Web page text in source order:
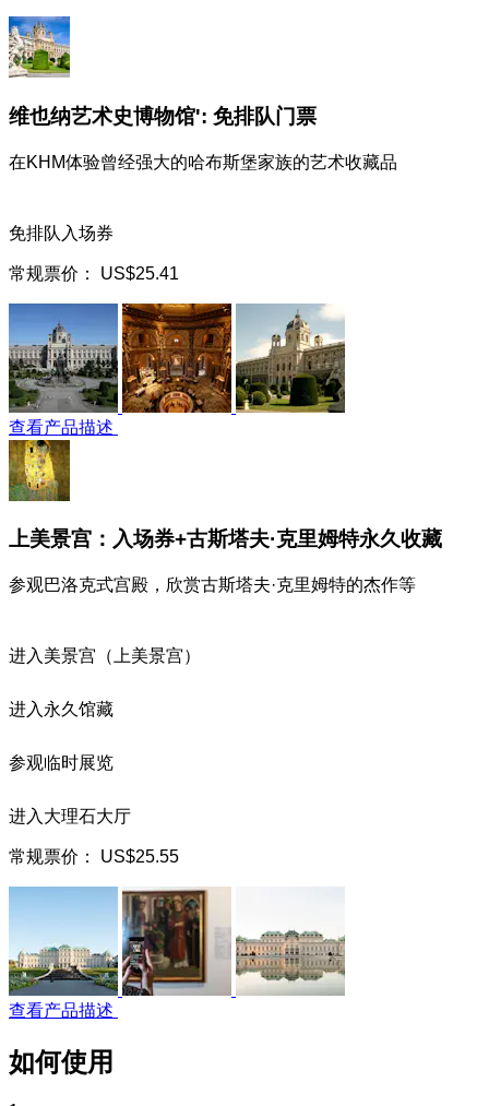
维也纳艺术史博物馆': 免排队门票
在KHM体验曾经强大的哈布斯堡家族的艺术收藏品
免排队入场券
常规票价： US$25.41
查看产品描述
上美景宫：入场券+古斯塔夫·克里姆特永久收藏
参观巴洛克式宫殿，欣赏古斯塔夫·克里姆特的杰作等
进入美景宫（上美景宫）
进入永久馆藏
参观临时展览
进入大理石大厅
常规票价： US$25.55
查看产品描述
如何使用